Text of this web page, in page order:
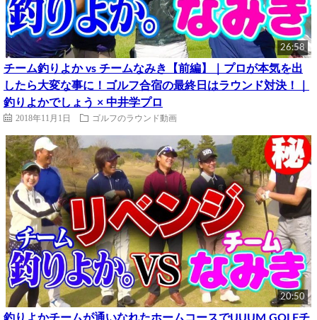
26:58
チーム釣りよか vs チームなみき【前編】｜プロが本気を出
したら大変な事に！ゴルフ合宿の最終日はラウンド対決！｜
釣りよかでしょう × 中井学プロ
2018年11月1日 ゴルフのラウンド動画
20:50